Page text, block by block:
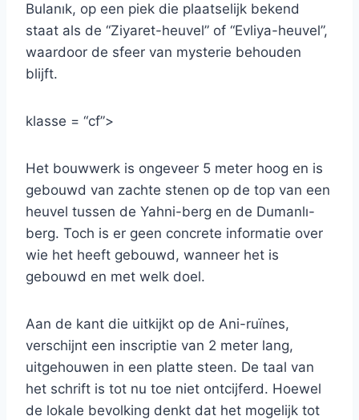
Bulanık, op een piek die plaatselijk bekend
staat als de “Ziyaret-heuvel” of “Evliya-heuvel”,
waardoor de sfeer van mysterie behouden
blijft.
klasse = “cf”>
Het bouwwerk is ongeveer 5 meter hoog en is
gebouwd van zachte stenen op de top van een
heuvel tussen de Yahni-berg en de Dumanlı-
berg. Toch is er geen concrete informatie over
wie het heeft gebouwd, wanneer het is
gebouwd en met welk doel.
Aan de kant die uitkijkt op de Ani-ruïnes,
verschijnt een inscriptie van 2 meter lang,
uitgehouwen in een platte steen. De taal van
het schrift is tot nu toe niet ontcijferd. Hoewel
de lokale bevolking denkt dat het mogelijk tot